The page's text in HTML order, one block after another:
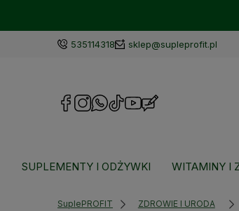
535114318 sklep@supleprofit.pl
SUPLEMENTY I ODŻYWKI WITAMINY I
SuplePROFIT ZDROWIE I URODA